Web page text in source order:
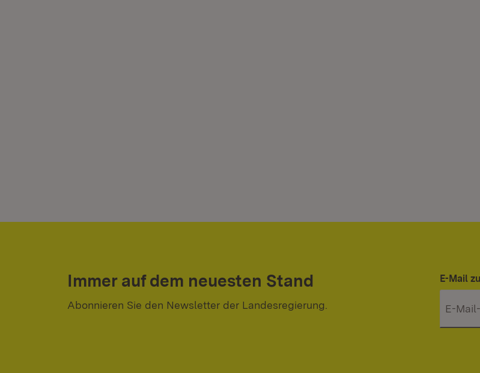
Immer auf dem neuesten Stand
Abonnieren Sie den Newsletter der Landesregierung.
E-Mail